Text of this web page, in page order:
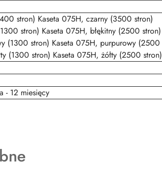
stron) Kaseta 075H, czarny (3500 stron)
stron) Kaseta 075H, błękitny (2500 stron)
(1300 stron) Kaseta 075H, purpurowy (2500
(1300 stron) Kaseta 075H, żółty (2500 stron)
- 12 miesięcy